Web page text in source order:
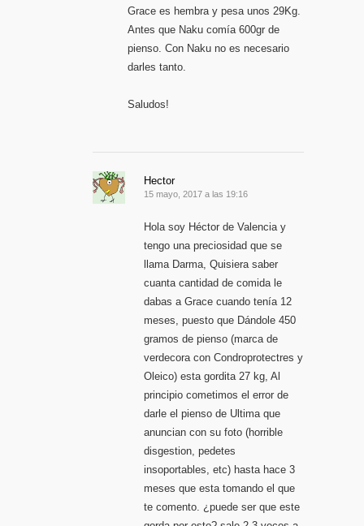
Grace es hembra y pesa unos 29Kg.
Antes que Naku comía 600gr de
pienso. Con Naku no es necesario
darles tanto.
Saludos!
Hector
15 mayo, 2017 a las 19:16
Hola soy Héctor de Valencia y
tengo una preciosidad que se
llama Darma, Quisiera saber
cuanta cantidad de comida le
dabas a Grace cuando tenía 12
meses, puesto que Dándole 450
gramos de pienso (marca de
verdecora con Condroprotectres y
Oleico) esta gordita 27 kg, Al
principio cometimos el error de
darle el pienso de Ultima que
anuncian con su foto (horrible
disgestion, pedetes
insoportables, etc) hasta hace 3
meses que esta tomando el que
te comento. ¿puede ser que este